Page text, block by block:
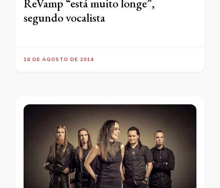
segundo vocalista
16 DE AGOSTO DE 2014